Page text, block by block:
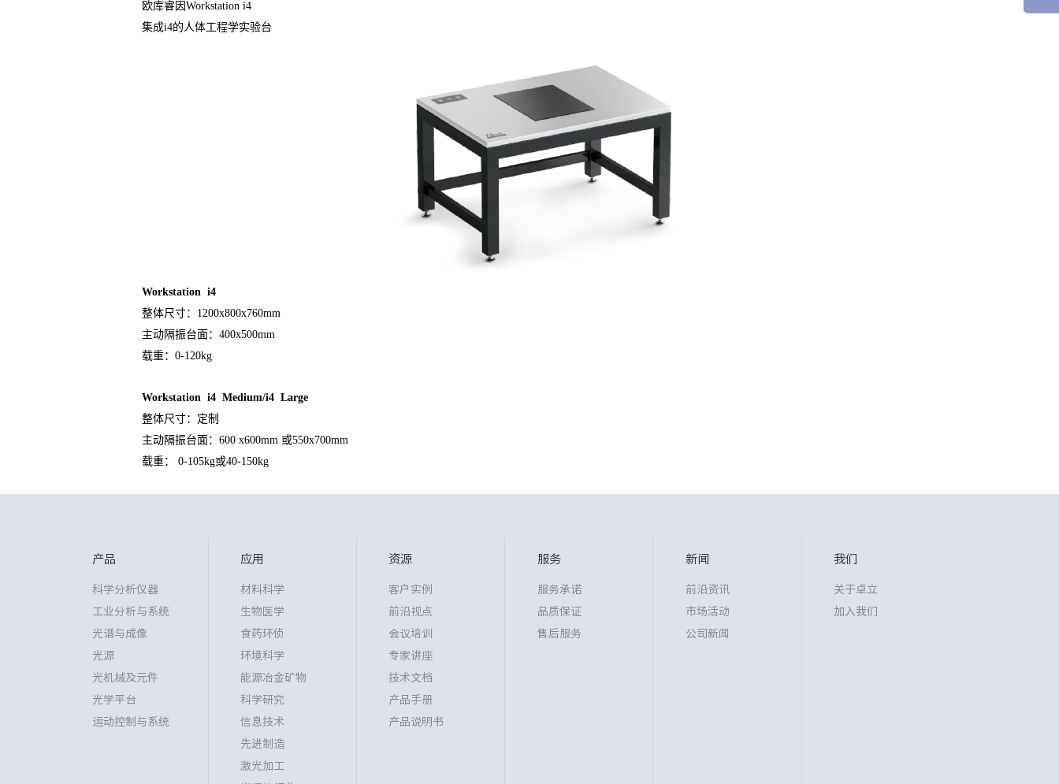
欧库睿因Workstation i4
集成i4的人体工程学实验台
Workstation i4
整体尺寸：1200x800x760mm
主动隔振台面：400x500mm
载重：0-120kg
Workstation i4 Medium/i4 Large
整体尺寸：定制
主动隔振台面：600 x600mm 或550x700mm
载重： 0-105kg或40-150kg
产品
科学分析仪器
工业分析与系统
光谱与成像
光源
光机械及元件
光学平台
运动控制与系统
应用
材料科学
生物医学
食药环侦
环境科学
能源冶金矿物
科学研究
信息技术
先进制造
激光加工
资源
客户实例
前沿视点
会议培训
专家讲座
技术文档
产品手册
产品说明书
服务
服务承诺
品质保证
售后服务
新闻
前沿资讯
市场活动
公司新闻
我们
关于卓立
加入我们